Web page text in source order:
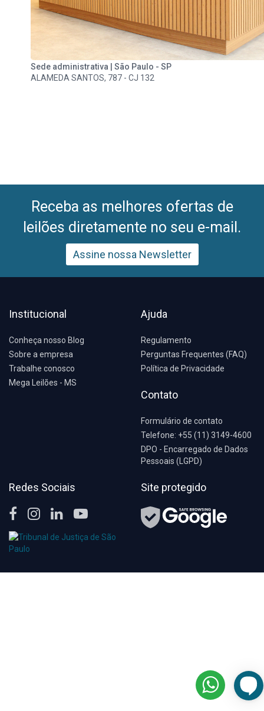
Sede administrativa | São Paulo - SP
ALAMEDA SANTOS, 787 - CJ 132
Receba as melhores ofertas de
leilões diretamente no seu e-mail.
Assine nossa Newsletter
Institucional
Conheça nosso Blog
Sobre a empresa
Trabalhe conosco
Mega Leilões - MS
Ajuda
Regulamento
Perguntas Frequentes (FAQ)
Política de Privacidade
Contato
Formulário de contato
Telefone: +55 (11) 3149-4600
DPO - Encarregado de Dados
Pessoais (LGPD)
Redes Sociais Site protegido